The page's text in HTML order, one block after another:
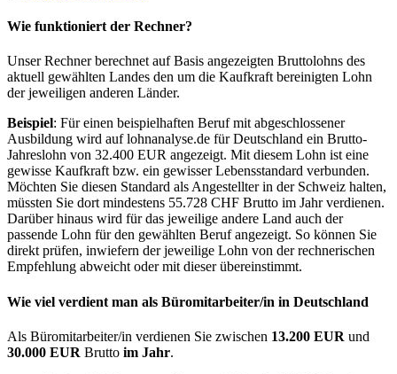
Wie funktioniert der Rechner?
Unser Rechner berechnet auf Basis angezeigten Bruttolohns des
aktuell gewählten Landes den um die Kaufkraft bereinigten Lohn
der jeweiligen anderen Länder.
Beispiel: Für einen beispielhaften Beruf mit abgeschlossener
Ausbildung wird auf lohnanalyse.de für Deutschland ein Brutto-
Jahreslohn von 32.400 EUR angezeigt. Mit diesem Lohn ist eine
gewisse Kaufkraft bzw. ein gewisser Lebensstandard verbunden.
Möchten Sie diesen Standard als Angestellter in der Schweiz halten,
müssten Sie dort mindestens 55.728 CHF Brutto im Jahr verdienen.
Darüber hinaus wird für das jeweilige andere Land auch der
passende Lohn für den gewählten Beruf angezeigt. So können Sie
direkt prüfen, inwiefern der jeweilige Lohn von der rechnerischen
Empfehlung abweicht oder mit dieser übereinstimmt.
Wie viel verdient man als Büromitarbeiter/in in Deutschland
Als Büromitarbeiter/in verdienen Sie zwischen 13.200 EUR und
30.000 EUR Brutto im Jahr.